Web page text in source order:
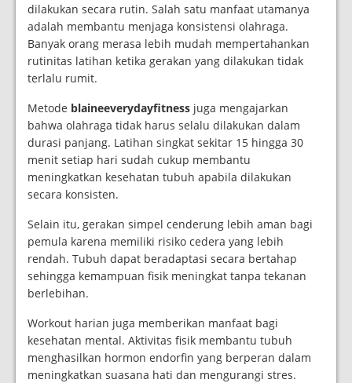
dilakukan secara rutin. Salah satu manfaat utamanya
adalah membantu menjaga konsistensi olahraga.
Banyak orang merasa lebih mudah mempertahankan
rutinitas latihan ketika gerakan yang dilakukan tidak
terlalu rumit.
Metode blaineeverydayfitness juga mengajarkan
bahwa olahraga tidak harus selalu dilakukan dalam
durasi panjang. Latihan singkat sekitar 15 hingga 30
menit setiap hari sudah cukup membantu
meningkatkan kesehatan tubuh apabila dilakukan
secara konsisten.
Selain itu, gerakan simpel cenderung lebih aman bagi
pemula karena memiliki risiko cedera yang lebih
rendah. Tubuh dapat beradaptasi secara bertahap
sehingga kemampuan fisik meningkat tanpa tekanan
berlebihan.
Workout harian juga memberikan manfaat bagi
kesehatan mental. Aktivitas fisik membantu tubuh
menghasilkan hormon endorfin yang berperan dalam
meningkatkan suasana hati dan mengurangi stres.